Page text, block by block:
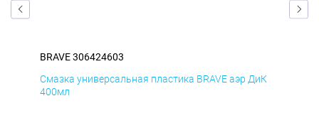
BRAVE 306424603
Смазка универсальная пластика BRAVE аэр ДиК
400мл